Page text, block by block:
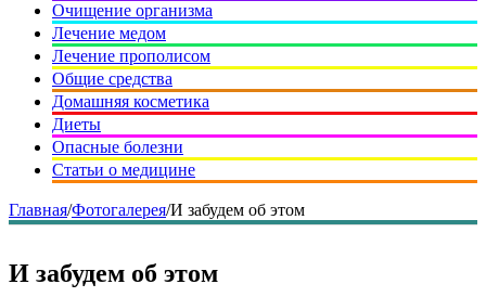
Очищение организма
Лечение медом
Лечение прополисом
Общие средства
Домашняя косметика
Диеты
Опасные болезни
Статьи о медицине
Главная/Фотогалерея/И забудем об этом
И забудем об этом